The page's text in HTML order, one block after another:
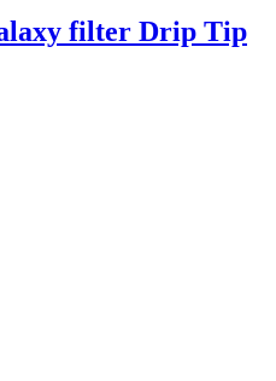
filter Drip Tip